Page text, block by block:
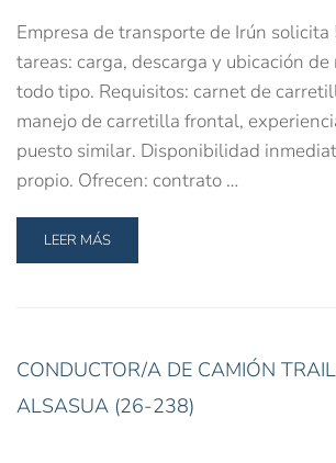
Empresa de transporte de Irún
tareas: carga, descarga y ubicación
todo tipo. Requisitos: carnet de
manejo de carretilla frontal,
puesto similar. Disponibilidad
propio. Ofrecen: contrato …
LEER MÁS
CONDUCTOR/A DE CAMIÓN
ALSASUA (26-238)